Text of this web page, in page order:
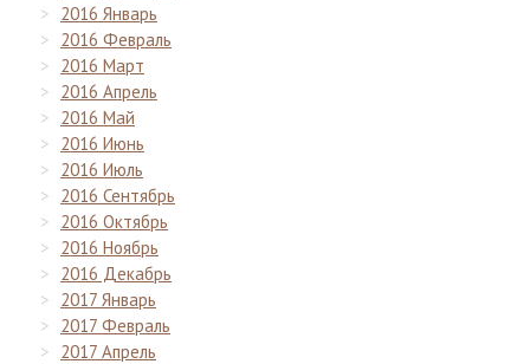
2016 Январь
2016 Февраль
2016 Март
2016 Апрель
2016 Май
2016 Июнь
2016 Июль
2016 Сентябрь
2016 Октябрь
2016 Ноябрь
2016 Декабрь
2017 Январь
2017 Февраль
2017 Апрель